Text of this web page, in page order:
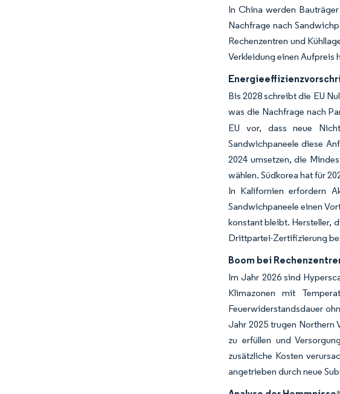
In China werden
Nachfrage nach
Rechenzentren und
Verkleidung einen Aufpreis
Bis 2028 schreibt die EU
was die Nachfrage nach
EU vor, dass neue
Sandwichpaneele diese
2024 umsetzen, die
wählen. Südkorea hat für
In Kalifornien erfordern
Sandwichpaneele einen
konstant bleibt. Hersteller,
Drittpartei-Zertifizierung
Boom bei
Im Jahr 2026 sind
Klimazonen mit
Feuerwiderstandsdauer
Jahr 2025 trugen Northern
zu erfüllen und
zusätzliche Kosten
angetrieben durch neue